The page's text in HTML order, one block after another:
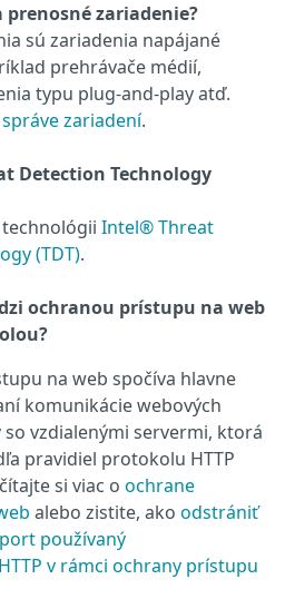
prenosné zariadenie?
sú zariadenia napájané
prehrávače médií,
typu plug-and-play atď.
správe zariadení.
Detection Technology
Intel® Threat
(TDT).
ochranou prístupu na web
na web spočíva hlavne
komunikácie webových
vzdialenými servermi, ktorá
pravidiel protokolu HTTP
si viac o ochrane
alebo zistite, ako odstrániť
používaný
v rámci ochrany prístupu